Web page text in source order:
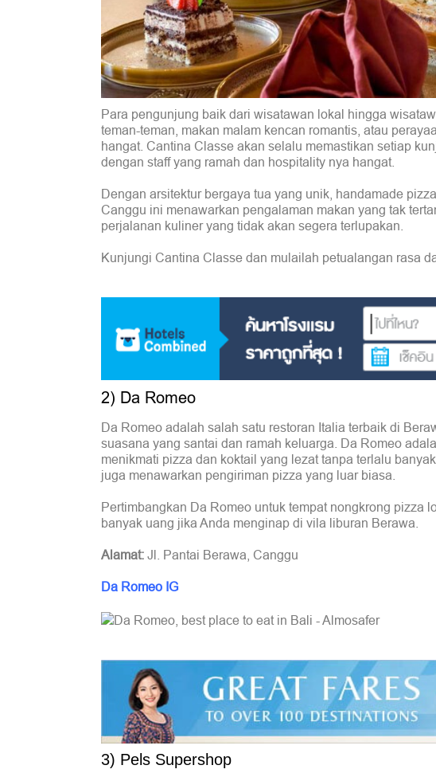
Para pengunjung baik dari wisatawan lokal hingga
teman-teman, makan malam kencan romantis, atau
hangat. Cantina Classe akan selalu memastikan setiap
dengan staff yang ramah dan hospitality nya hangat.
Dengan arsitektur bergaya tua yang unik, handamade
Canggu ini menawarkan pengalaman makan yang tak
perjalanan kuliner yang tidak akan segera terlupakan.
Kunjungi Cantina Classe dan mulailah petualangan rasa
2) Da Romeo
Da Romeo adalah salah satu restoran Italia terbaik di
suasana yang santai dan ramah keluarga. Da Romeo
menikmati pizza dan koktail yang lezat tanpa terlalu
juga menawarkan pengiriman pizza yang luar biasa.
Pertimbangkan Da Romeo untuk tempat nongkrong pizza
banyak uang jika Anda menginap di vila liburan Berawa.
Alamat: Jl. Pantai Berawa, Canggu
Da Romeo IG
3) Pels Supershop